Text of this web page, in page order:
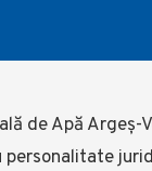
de Apă Argeș-